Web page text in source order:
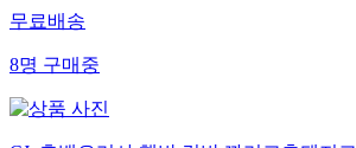
무료배송
8명구매중